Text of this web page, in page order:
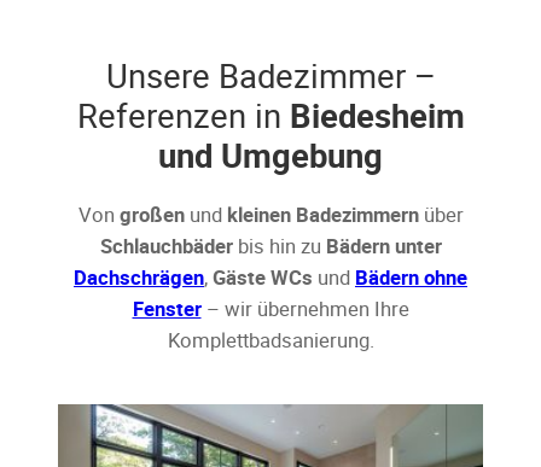
Unsere Badezimmer –
Referenzen in Biedesheim
und Umgebung
Von großenund kleinen Badezimmernüber
Schlauchbäderbis hin zu Bädern unter
Dachschrägen,Gäste WCs und Bädern ohne
Fenster– wir übernehmen Ihre
Komplettbadsanierung.